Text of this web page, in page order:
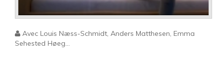
Avec Louis Næss-Schmidt, Anders Matthesen, Emma
Sehested Høeg...